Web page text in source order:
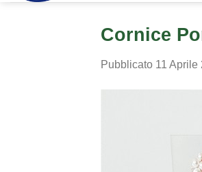
Cornice
Pubblicato 11 Aprile